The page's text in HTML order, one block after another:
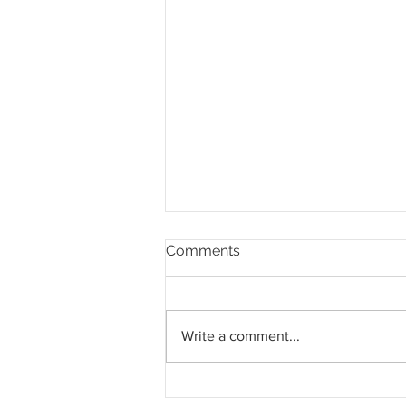
Comments
Write a comment...